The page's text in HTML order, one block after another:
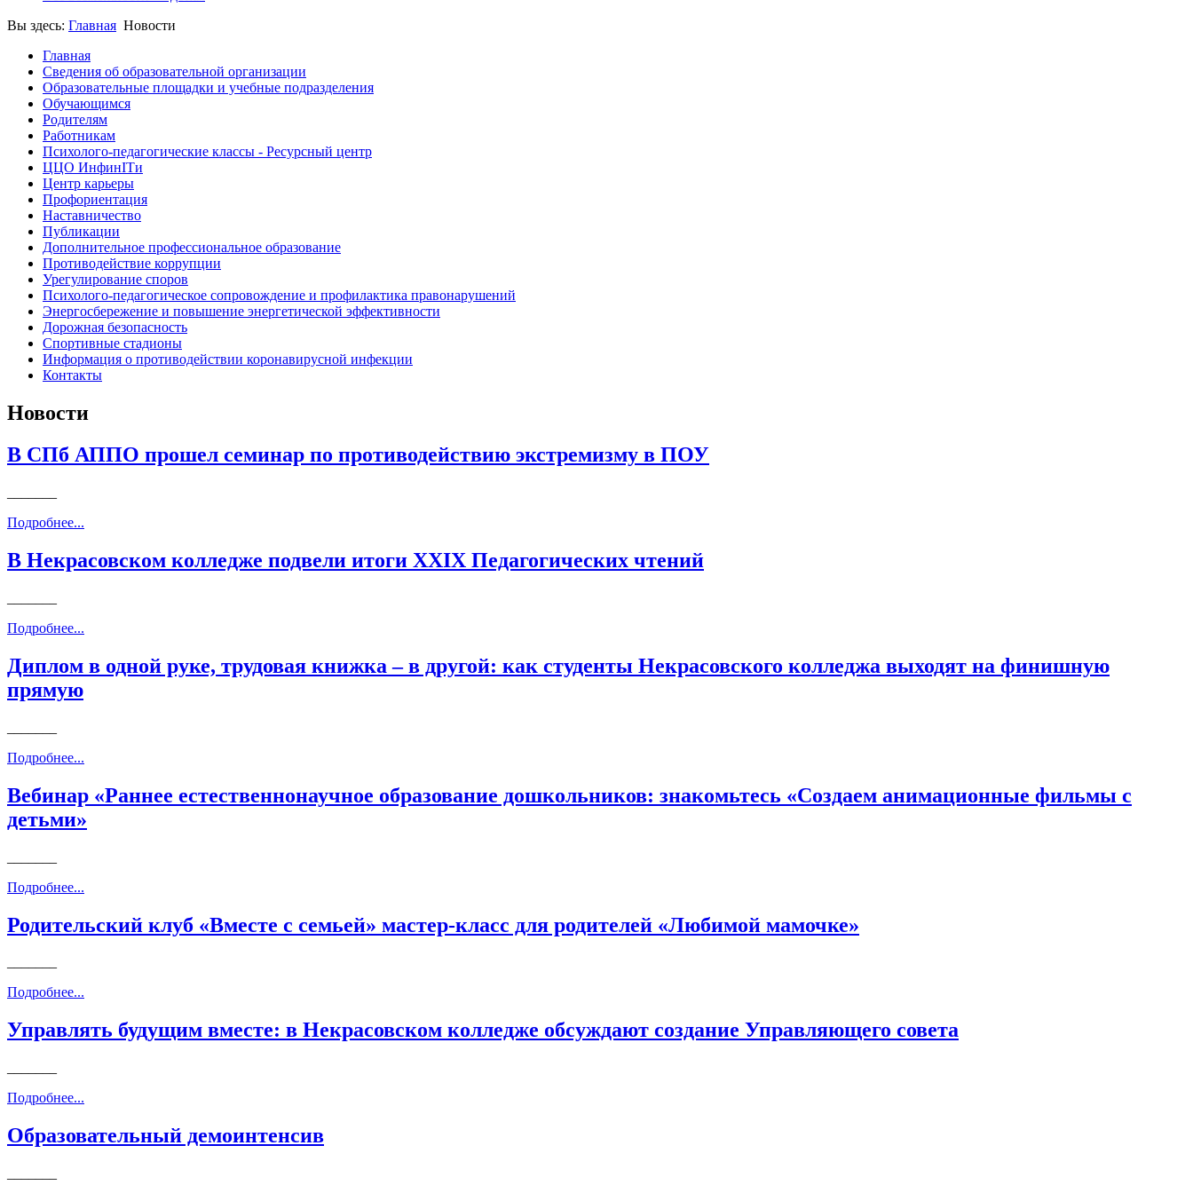
Вы здесь: Главная Новости
Главная
Сведения об образовательной организации
Образовательные площадки и учебные подразделения
Обучающимся
Родителям
Работникам
Психолого-педагогические классы - Ресурсный центр
ЦЦО ИнфинITи
Центр карьеры
Профориентация
Наставничество
Публикации
Дополнительное профессиональное образование
Противодействие коррупции
Урегулирование споров
Психолого-педагогическое сопровождение и профилактика правонарушений
Энергосбережение и повышение энергетической эффективности
Дорожная безопасность
Спортивные стадионы
Информация о противодействии коронавирусной инфекции
Контакты
Новости
В СПб АППО прошел семинар по противодействию экстремизму в ПОУ
Подробнее...
В Некрасовском колледже подвели итоги XXIX Педагогических чтений
Подробнее...
Диплом в одной руке, трудовая книжка – в другой: как студенты Некрасовского колледжа выходят на финишную
прямую
Подробнее...
Вебинар «Раннее естественнонаучное образование дошкольников: знакомьтесь «Создаем анимационные фильмы с
детьми»
Подробнее...
Родительский клуб «Вместе с семьей» мастер-класс для родителей «Любимой мамочке»
Подробнее...
Управлять будущим вместе: в Некрасовском колледже обсуждают создание Управляющего совета
Подробнее...
Образовательный демоинтенсив